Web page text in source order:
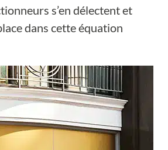
s’en délectent et
dans cette équation